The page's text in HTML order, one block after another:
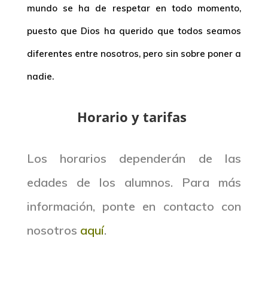
mundo se ha de respetar en todo momento,
puesto que Dios ha querido que todos seamos
diferentes entre nosotros, pero sin sobre poner a
nadie.
Horario y tarifas
Los horarios dependerán de las
edades de los alumnos. Para más
información, ponte en contacto con
nosotros aquí.